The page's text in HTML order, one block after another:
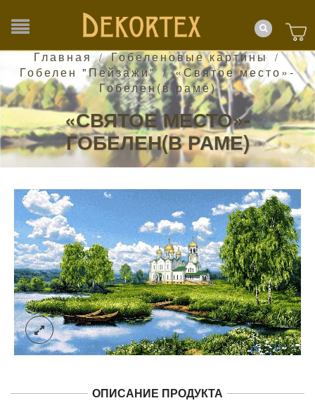
Главная / Гобеленовые картины /
Гобелен "Пейзажи" /«Святое место»-
Гобелен(в раме)
«СВЯТОЕ МЕСТО»-
ГОБЕЛЕН(В РАМЕ)
ОПИСАНИЕ ПРОДУКТА